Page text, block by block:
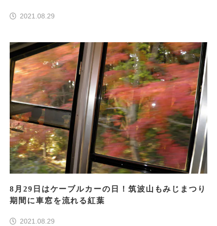
2021.08.29
8月29日はケーブルカーの日！筑波山もみじまつり
期間に車窓を流れる紅葉
2021.08.29